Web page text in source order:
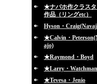
★ナバホ作クラス
作品（リングetc）
Hyson・
★Calvin・
ajo)
★Raymond・Boyd
★Larry・Watchman
★Tevesa・Jenio